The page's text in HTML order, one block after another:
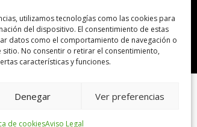
utilizamos tecnologías como las cookies para
del dispositivo. El consentimiento de estas
datos como el comportamiento de navegación o
sitio. No consentir o retirar el consentimiento,
características y funciones.
Denegar Ver preferencias
de cookiesAviso Legal
Aviso Legal
Política de cookies